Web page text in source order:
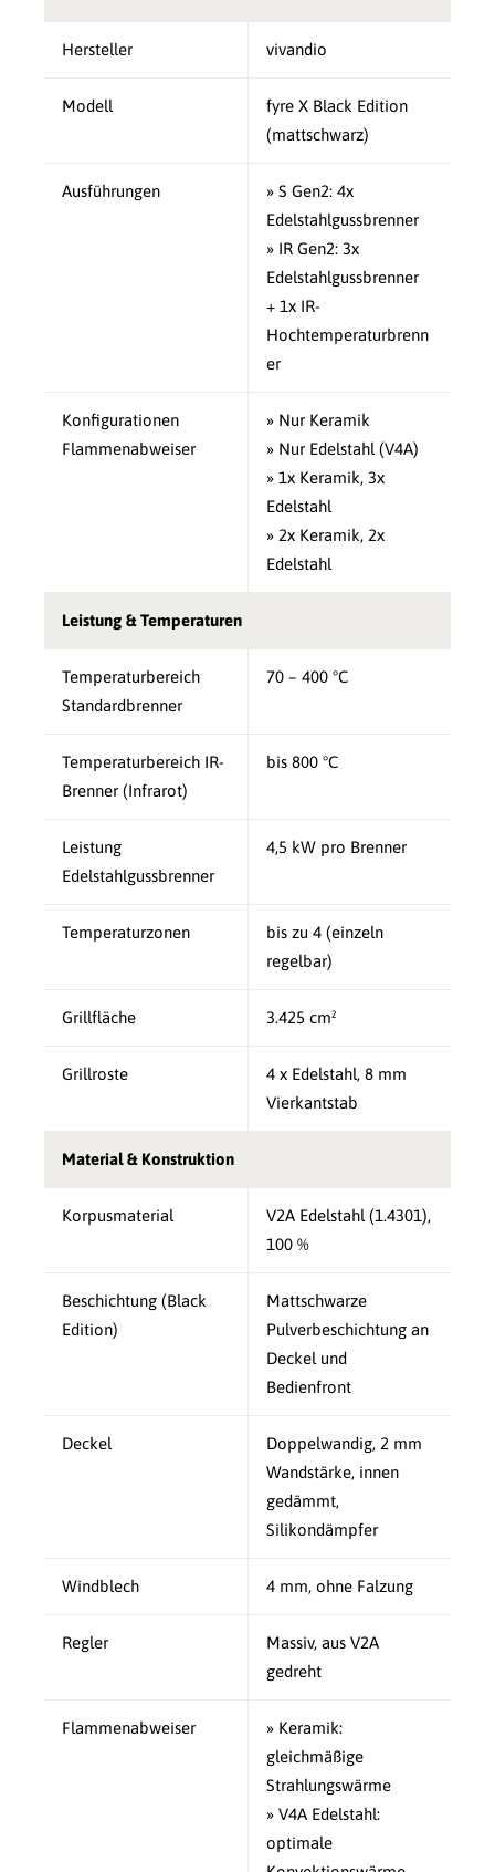
Hersteller vivandio
Modell
fyre X Black Edition
(mattschwarz)
Ausführungen
» S Gen2: 4x
Edelstahlgussbrenner
» IR Gen2: 3x
Edelstahlgussbrenner
+ 1x IR-
Hochtemperaturbrenn
er
Konfigurationen
Flammenabweiser
» Nur Keramik
» Nur Edelstahl (V4A)
» 1x Keramik, 3x
Edelstahl
» 2x Keramik, 2x
Edelstahl
Leistung & Temperaturen
Temperaturbereich
Standardbrenner
70 – 400 °C
Temperaturbereich IR-
Brenner (Infrarot)
bis 800 °C
Leistung
Edelstahlgussbrenner
4,5 kW pro Brenner
Temperaturzonen
bis zu 4 (einzeln
regelbar)
Grillfläche 3.425 cm²
Grillroste
4 x Edelstahl, 8 mm
Vierkantstab
Material & Konstruktion
Korpusmaterial
V2A Edelstahl (1.4301),
100 %
Beschichtung (Black
Edition)
Mattschwarze
Pulverbeschichtung an
Deckel und
Bedienfront
Deckel
Doppelwandig, 2 mm
Wandstärke, innen
gedämmt,
Silikondämpfer
Windblech 4 mm, ohne Falzung
Regler
Massiv, aus V2A
gedreht
Flammenabweiser
» Keramik:
gleichmäßige
Strahlungswärme
» V4A Edelstahl:
optimale